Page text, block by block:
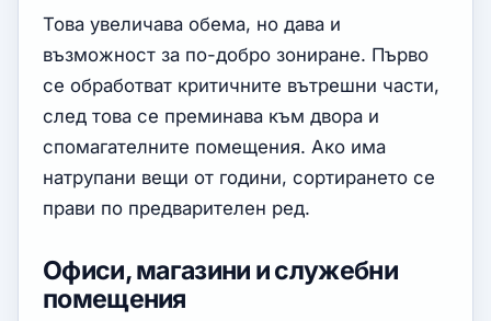
Това увеличава обема, но дава и
възможност за по-добро зониране. Първо
се обработват критичните вътрешни части,
след това се преминава към двора и
спомагателните помещения. Ако има
натрупани вещи от години, сортирането се
прави по предварителен ред.
Офиси, магазини и служебни
помещения